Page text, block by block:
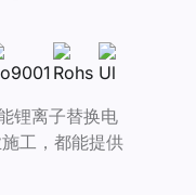
锂离子替换电
工，都能提供